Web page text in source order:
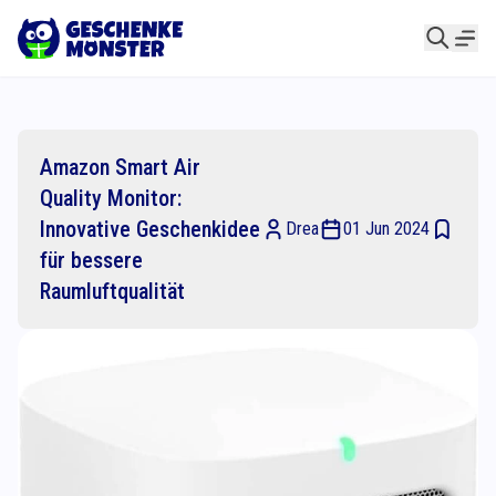
Amazon Smart Air
Quality Monitor:
Innovative Geschenkidee
für bessere
Raumluftqualität
Drea 01 Jun 2024